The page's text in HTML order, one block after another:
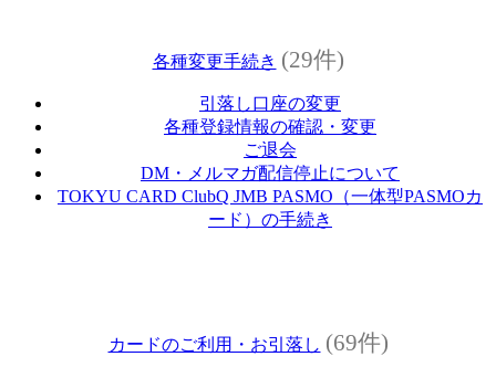
各種変更手続き (29件)
引落し口座の変更
各種登録情報の確認・変更
ご退会
DM・メルマガ配信停止について
TOKYU CARD ClubQ JMB PASMO（一体型PASMOカ
ード）の手続き
カードのご利用・お引落し (69件)